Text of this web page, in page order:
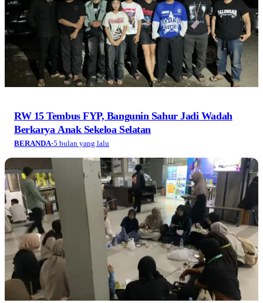
RW 15 Tembus FYP, Bangunin Sahur Jadi Wadah
Berkarya Anak Sekeloa Selatan
BERANDA·5 bulan yang lalu